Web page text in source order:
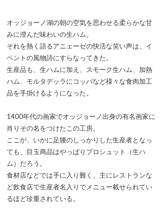
オッジョーノ湖の朝の空気を思わせる柔らかな甘
みに澄んだ味わいの生ハム。
それを熱く語るアニェーゼの快活な笑い声は、イ
ベントの風物詩にすらなってきた。
生産品も、生ハムに加え、スモーク生ハム、加熱
ハム、モルタデッラにコッパなど様々な食肉加工
品を手掛けるようになった。
1400年代の画家でオッジョーノ出身の有名画家に
肖りその名をつけたこの工房。
ここが、いかに足腰のしっかりした生産者となっ
ても、目玉商品はやっぱりプロシュット（生ハ
ム）だろう。
食材店などでは手に入り難く、主にレストランな
ど飲食店で生産者名入りでメニュー載せられてい
るほど珍重されている。